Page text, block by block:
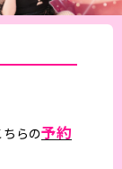
らの予約